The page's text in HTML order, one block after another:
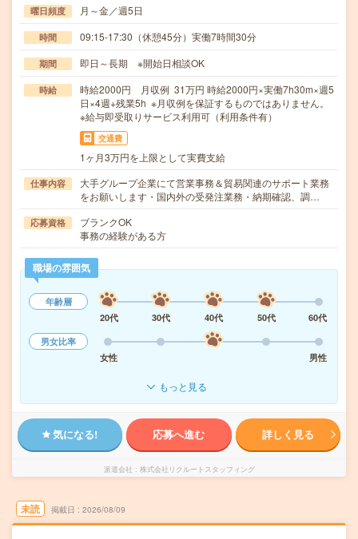
曜日頻度 月～金／週5日
時間 09:15-17:30（休憩45分）実働7時間30分
期間 即日～長期 ※開始日相談OK
時給
時給2000円 月収例 31万円 時給2000円×実働7h30m×週5
日×4週+残業5h ※月収例を保証するものではありません。
※給与即受取りサービス利用可（利用条件有）
交通費
1ヶ月3万円を上限として実費支給
仕事内容
大手グループ企業にて営業事務＆貿易関連のサポート業務
をお願いします・国内外の受発注業務・納期確認、調…
応募資格
ブランクOK
事務の経験がある方
職場の雰囲気
年齢層
20代
30代 40代 50代
60代
男女比率
女性
男性
もっと見る
気になる! 応募へ進む 詳しく見る
派遣会社 株式会社リクルートスタッフィング
未読 掲載日 2026/08/09